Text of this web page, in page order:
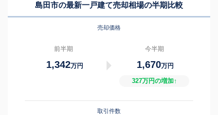
島田市の最新一戸建て売却相場の半期比較
売却価格
前半期
1,342万円
今半期
1,670万円
327万円の増加↑
取引件数